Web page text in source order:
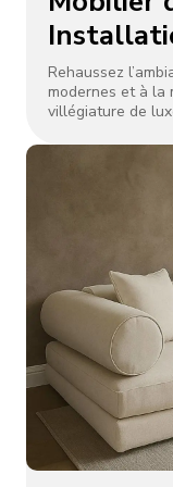
garantie
Rehaussez
modernes et à la
villégiature de
d’un